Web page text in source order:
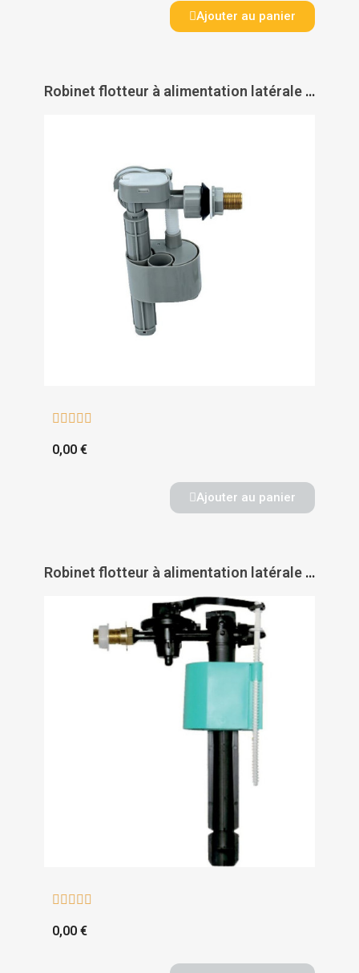
Ajouter au panier
Robinet flotteur à alimentation latérale S4-16 - SIMILAIRE
    
0,00 €
Ajouter au panier
Robinet flotteur à alimentation latérale Porcher - PORCHER
    
0,00 €